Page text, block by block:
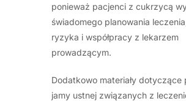
ponieważ pacjenci z cukrzycą
świadomego planowania
ryzyka i współpracy z lekarzem
prowadzącym.
Dodatkowo materiały dotyczące
jamy ustnej związanych z